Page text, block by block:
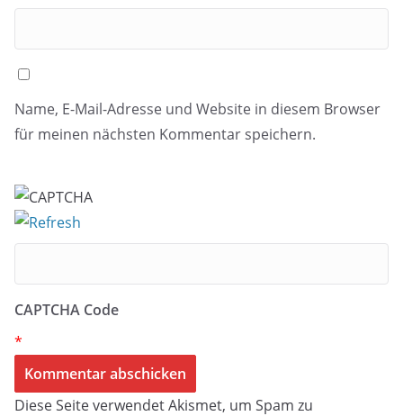
Name, E-Mail-Adresse und Website in diesem Browser
für meinen nächsten Kommentar speichern.
CAPTCHA Code
*
Diese Seite verwendet Akismet, um Spam zu